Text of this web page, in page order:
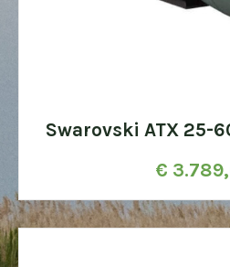
Swarovski ATX 25-
€